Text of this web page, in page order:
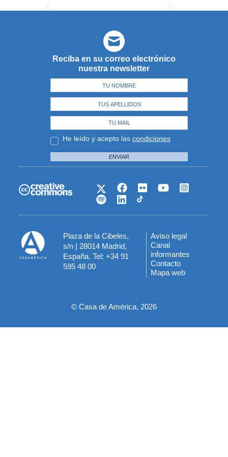
Reciba en su correo electrónico
nuestra newsletter
He leído y acepto las condiciones
ENVIAR
Plaza de la Cibeles,
s/n | 28014 Madrid,
España. Tel: +34 91
595 48 00
Menú
del
pie
Aviso legal
Canal
informantes
Contacto
Mapa web
© Casa de América, 2026